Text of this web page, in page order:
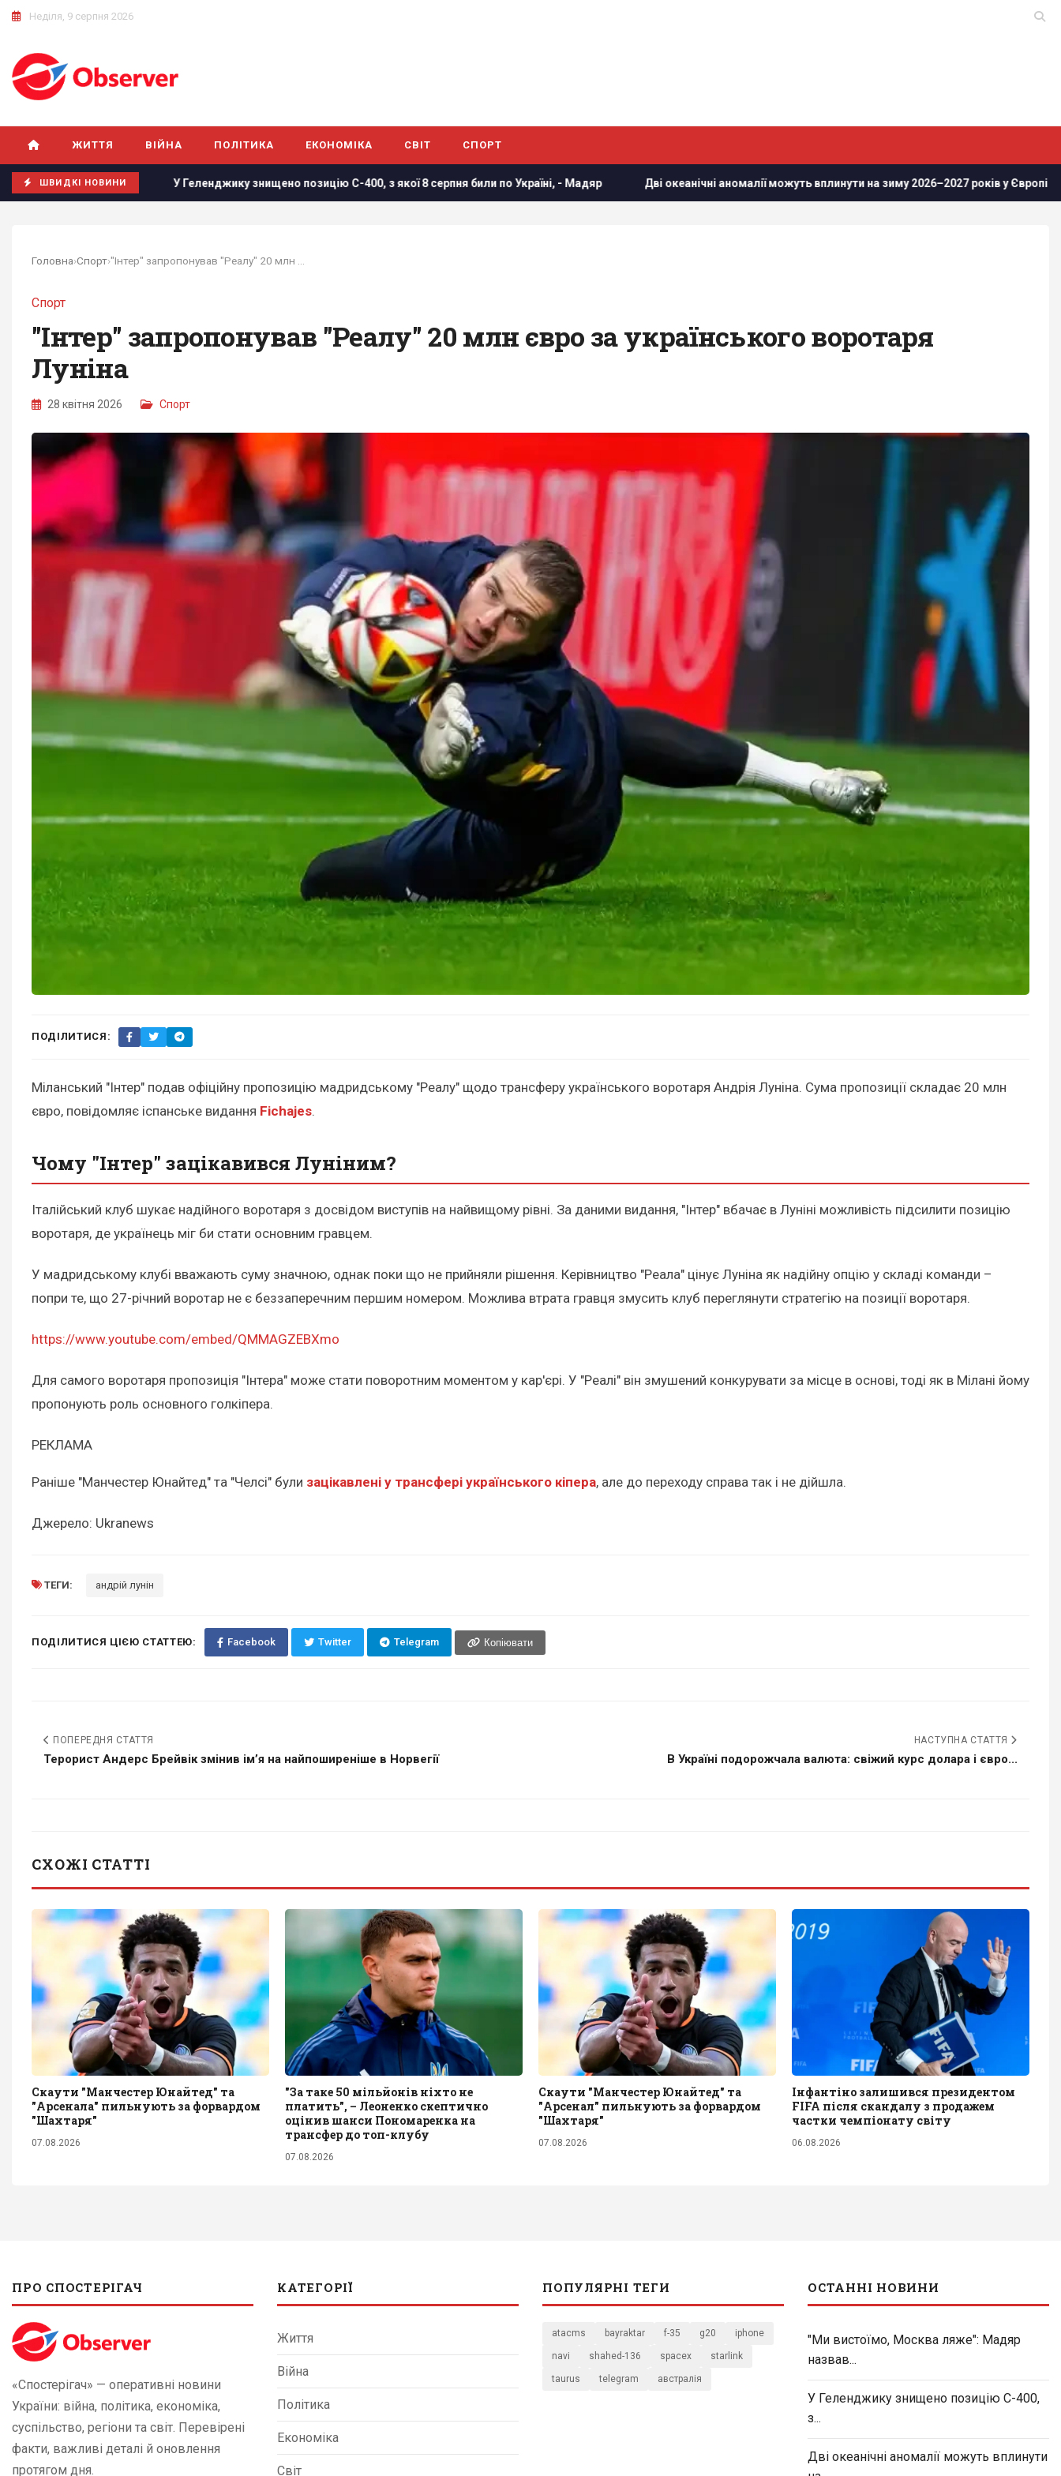
Неділя, 9 серпня 2026
ЖИТТЯ ВІЙНА ПОЛІТИКА ЕКОНОМІКА СВІТ СПОРТ
ШВИДКІ НОВИНИ
У Геленджику знищено позицію С-400, з якої 8 серпня били по Україні, - Мадяр Дві океанічні аномалії можуть вплинути на зиму 2026–2027 років у Європі Росіяни
Головна›Спорт›
Спорт
"Інтер" запропонував "Реалу" 20 млн євро за українського воротаря
Луніна
28 квітня 2026 Спорт
ПОДІЛИТИСЯ:
Міланський "Інтер" подав офіційну пропозицію мадридському "Реалу" щодо трансферу українського воротаря Андрія Луніна. Сума пропозиції складає 20 млн
євро, повідомляє іспанське видання Fichajes.
Чому "Інтер" зацікавився Луніним?
Італійський клуб шукає надійного воротаря з досвідом виступів на найвищому рівні. За даними видання, "Інтер" вбачає в Луніні можливість підсилити позицію
воротаря, де українець міг би стати основним гравцем.
У мадридському клубі вважають суму значною, однак поки що не прийняли рішення. Керівництво "Реала" цінує Луніна як надійну опцію у складі команди –
попри те, що 27-річний воротар не є беззаперечним першим номером. Можлива втрата гравця змусить клуб переглянути стратегію на позиції воротаря.
https://www.youtube.com/embed/QMMAGZEBXmo
Для самого воротаря пропозиція "Інтера" може стати поворотним моментом у кар'єрі. У "Реалі" він змушений конкурувати за місце в основі, тоді як в Мілані йому
пропонують роль основного голкіпера.
РЕКЛАМА
Раніше "Манчестер Юнайтед" та "Челсі" були зацікавлені у трансфері українського кіпера, але до переходу справа так і не дійшла.
Джерело: Ukranews
ТЕГИ: андрій лунін
ПОДІЛИТИСЯ ЦІЄЮ СТАТТЕЮ: Facebook Twitter Telegram Копіювати
ПОПЕРЕДНЯ СТАТТЯ
Терорист Андерс Брейвік змінив імʼя на найпоширеніше в Норвегії
НАСТУПНА СТАТТЯ
В Україні подорожчала валюта: свіжий курс долара і євро...
СХОЖІ СТАТТІ
Скаути "Манчестер Юнайтед" та
"Арсенала" пильнують за форвардом
"Шахтаря"
07.08.2026
"За таке 50 мільйонів ніхто не
платить", – Леоненко скептично
оцінив шанси Пономаренка на
трансфер до топ-клубу
07.08.2026
Скаути "Манчестер Юнайтед" та
"Арсенал" пильнують за форвардом
"Шахтаря"
07.08.2026
Інфантіно залишився президентом
FIFA після скандалу з продажем
частки чемпіонату світу
06.08.2026
ПРО СПОСТЕРІГАЧ
«Спостерігач» — оперативні новини
України: війна, політика, економіка,
суспільство, регіони та світ. Перевірені
факти, важливі деталі й оновлення
протягом дня.
КАТЕГОРІЇ
Життя
Війна
Політика
Економіка
Світ
ПОПУЛЯРНІ ТЕГИ
atacms bayraktar f-35 g20 iphone
navi shahed-136 spacex starlink
taurus telegram австралія
ОСТАННІ НОВИНИ
"Ми вистоїмо, Москва ляже": Мадяр
назвав...
У Геленджику знищено позицію С-400,
з...
Дві океанічні аномалії можуть вплинути